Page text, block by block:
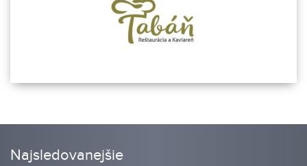
Najsledovanejšie